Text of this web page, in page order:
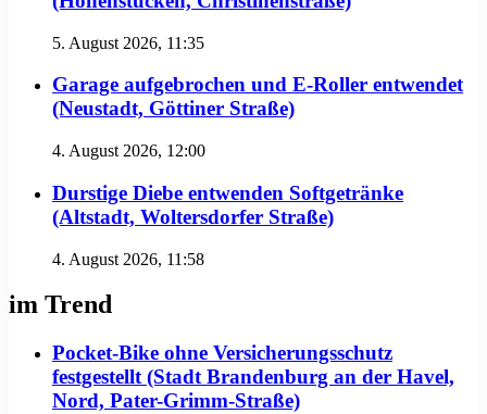
5. August 2026, 11:35
Garage aufgebrochen und E-Roller entwendet
(Neustadt, Göttiner Straße)
4. August 2026, 12:00
Durstige Diebe entwenden Softgetränke
(Altstadt, Woltersdorfer Straße)
4. August 2026, 11:58
im Trend
Pocket-Bike ohne Versicherungsschutz
festgestellt (Stadt Brandenburg an der Havel,
Nord, Pater-Grimm-Straße)